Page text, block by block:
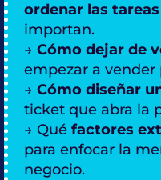
ordenar las tareas
importan.
→ Cómo dejar de
empezar a vender
→ Cómo diseñar
ticket que abra la
→ Qué factores
para enfocar la
negocio.